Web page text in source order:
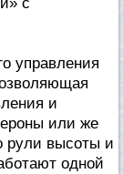
управления
и
или же
рули высоты и
одной